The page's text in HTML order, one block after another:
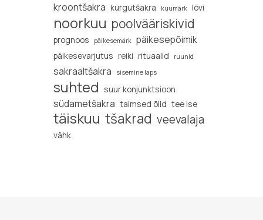
kroontšakra kurgutšakra kuumärk lõvi
noorkuu poolvääriskivid
prognoos päikesemärk päikesepõimik
päikesevarjutus reiki rituaalid ruunid
sakraaltšakra sisemine laps
suhted suur konjunktsioon
südametšakra taimsed õlid tee ise
täiskuu tšakrad veevalaja
vähk